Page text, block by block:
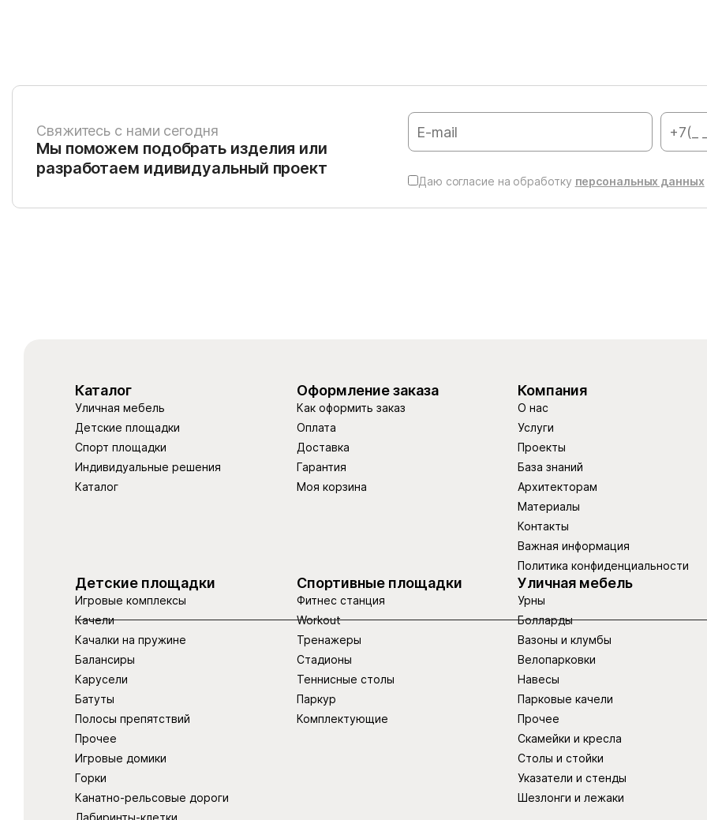
Свяжитесь с нами сегодня
Мы поможем подобрать изделия или
разработаем идивидуальный проект
Даю согласие на обработку персональных данных
Каталог
Уличная мебель
Детские площадки
Спорт площадки
Индивидуальные решения
Каталог
Оформление заказа
Как оформить заказ
Оплата
Доставка
Гарантия
Моя корзина
Компания
О нас
Услуги
Проекты
База знаний
Архитекторам
Материалы
Контакты
Важная информация
Политика конфиденциальности
Детские площадки
Игровые комплексы
Качели
Качалки на пружине
Балансиры
Карусели
Батуты
Полосы препятствий
Прочее
Игровые домики
Горки
Канатно-рельсовые дороги
Лабиринты-клетки
Спортивные площадки
Фитнес станция
Workout
Тренажеры
Стадионы
Теннисные столы
Паркур
Комплектующие
Уличная мебель
Урны
Болларды
Вазоны и клумбы
Велопарковки
Навесы
Парковые качели
Прочее
Скамейки и кресла
Столы и стойки
Указатели и стенды
Шезлонги и лежаки